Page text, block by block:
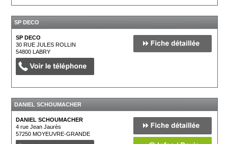
SP DECO
SP DECO
30 RUE JULES ROLLIN
54800LABRY
DANIEL SCHOUMACHER
DANIEL SCHOUMACHER
4 rue Jean Jaurès
57250MOYEUVRE-GRANDE